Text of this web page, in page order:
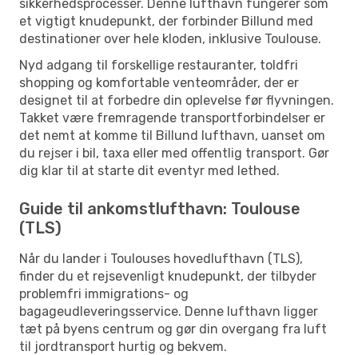
sikkerhedsprocesser. Denne lufthavn fungerer som
et vigtigt knudepunkt, der forbinder Billund med
destinationer over hele kloden, inklusive Toulouse.
Nyd adgang til forskellige restauranter, toldfri
shopping og komfortable venteområder, der er
designet til at forbedre din oplevelse før flyvningen.
Takket være fremragende transportforbindelser er
det nemt at komme til Billund lufthavn, uanset om
du rejser i bil, taxa eller med offentlig transport. Gør
dig klar til at starte dit eventyr med lethed.
Guide til ankomstlufthavn: Toulouse
(TLS)
Når du lander i Toulouses hovedlufthavn (TLS),
finder du et rejsevenligt knudepunkt, der tilbyder
problemfri immigrations- og
bagageudleveringsservice. Denne lufthavn ligger
tæt på byens centrum og gør din overgang fra luft
til jordtransport hurtig og bekvem.